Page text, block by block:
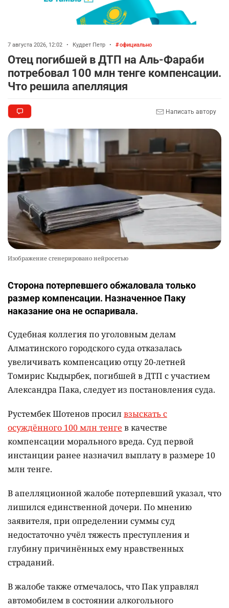
7 августа 2026, 12:02 • Кудрет Петр • официально
Отец погибшей в ДТП на Аль-Фараби
потребовал 100 млн тенге компенсации.
Что решила апелляция
Написать автору
Изображение сгенерировано нейросетью
Сторона потерпевшего обжаловала только
размер компенсации. Назначенное Паку
наказание она не оспаривала.
Судебная коллегия по уголовным делам
Алматинского городского суда отказалась
увеличивать компенсацию отцу 20-летней
Томирис Кыдырбек, погибшей в ДТП с участием
Александра Пака, следует из постановления суда.
Рустембек Шотенов просилвзыскать с
осуждённого 100 млн тенге в качестве
компенсации морального вреда. Суд первой
инстанции ранее назначил выплату в размере 10
млн тенге.
В апелляционной жалобе потерпевший указал, что
лишился единственной дочери. По мнению
заявителя, при определении суммы суд
недостаточно учёл тяжесть преступления и
глубину причинённых ему нравственных
страданий.
В жалобе также отмечалось, что Пак управлял
автомобилем в состоянии алкогольного